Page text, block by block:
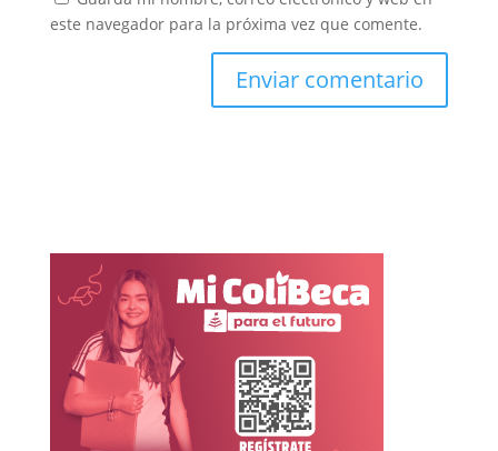
este navegador para la próxima vez que comente.